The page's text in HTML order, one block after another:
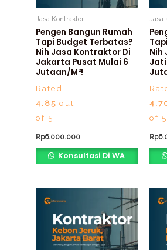
Jasa Kontraktor
Pengen Bangun Rumah
Tapi Budget Terbatas?
Nih Jasa Kontraktor Di
Jakarta Pusat Mulai 6
Jutaan/m²!
Rated
4.85 out
of 5
Rp6.000.000
Konsultasi Di WA
Jasa
Nih
of 5
Rp